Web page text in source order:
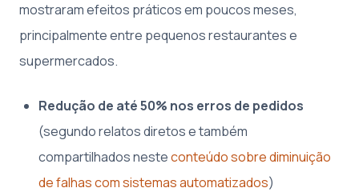
mostraram efeitos práticos em poucos meses,
principalmente entre pequenos restaurantes e
supermercados.
Redução de até 50% nos erros de pedidos
(segundo relatos diretos e também
compartilhados nesteconteúdo sobre diminuição
de falhas com sistemas automatizados)